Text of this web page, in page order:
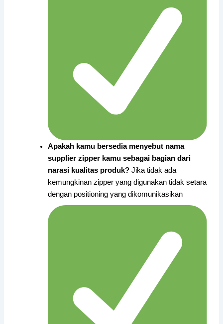
Apakah kamu bersedia menyebut nama
supplier zipper kamu sebagai bagian dari
narasi kualitas produk? Jika tidak ada
kemungkinan zipper yang digunakan tidak setara
dengan positioning yang dikomunikasikan